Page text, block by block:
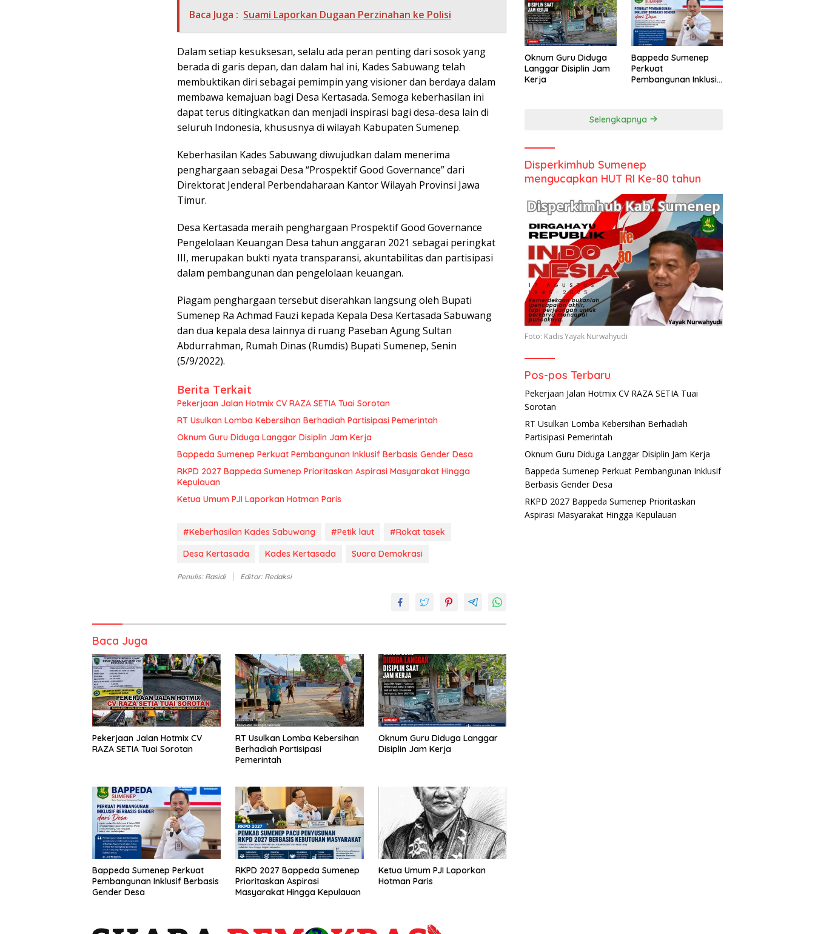
Baca Juga : Suami Laporkan Dugaan Perzinahan ke Polisi
Dalam setiap kesuksesan, selalu ada peran penting dari sosok yang
berada di garis depan, dan dalam hal ini, Kades Sabuwang telah
membuktikan diri sebagai pemimpin yang visioner dan berdaya dalam
membawa kemajuan bagi Desa Kertasada. Semoga keberhasilan ini
dapat terus ditingkatkan dan menjadi inspirasi bagi desa-desa lain di
seluruh Indonesia, khususnya di wilayah Kabupaten Sumenep.
Keberhasilan Kades Sabuwang diwujudkan dalam menerima
penghargaan sebagai Desa “Prospektif Good Governance” dari
Direktorat Jenderal Perbendaharaan Kantor Wilayah Provinsi Jawa
Timur.
Desa Kertasada meraih penghargaan Prospektif Good Governance
Pengelolaan Keuangan Desa tahun anggaran 2021 sebagai peringkat
III, merupakan bukti nyata transparansi, akuntabilitas dan partisipasi
dalam pembangunan dan pengelolaan keuangan.
Piagam penghargaan tersebut diserahkan langsung oleh Bupati
Sumenep Ra Achmad Fauzi kepada Kepala Desa Kertasada Sabuwang
dan dua kepala desa lainnya di ruang Paseban Agung Sultan
Abdurrahman, Rumah Dinas (Rumdis) Bupati Sumenep, Senin
(5/9/2022).
Berita Terkait
Pekerjaan Jalan Hotmix CV RAZA SETIA Tuai Sorotan
RT Usulkan Lomba Kebersihan Berhadiah Partisipasi Pemerintah
Oknum Guru Diduga Langgar Disiplin Jam Kerja
Bappeda Sumenep Perkuat Pembangunan Inklusif Berbasis Gender Desa
RKPD 2027 Bappeda Sumenep Prioritaskan Aspirasi Masyarakat Hingga
Kepulauan
Ketua Umum PJI Laporkan Hotman Paris
#Keberhasilan Kades Sabuwang #Petik laut
#Rokat tasek
Desa Kertasada
Kades Kertasada Suara Demokrasi
Penulis: Rasidi Editor: Redaksi
Baca Juga
Pekerjaan Jalan Hotmix CV
RAZA SETIA Tuai Sorotan
RT Usulkan Lomba Kebersihan
Berhadiah Partisipasi
Pemerintah
Oknum Guru Diduga Langgar
Disiplin Jam Kerja
Bappeda Sumenep Perkuat
Pembangunan Inklusif Berbasis
Gender Desa
RKPD 2027 Bappeda Sumenep
Prioritaskan Aspirasi
Masyarakat Hingga Kepulauan
Ketua Umum PJI Laporkan
Hotman Paris
Oknum Guru Diduga
Langgar Disiplin Jam
Kerja
Bappeda Sumenep
Perkuat
Pembangunan Inklusif
Selengkapnya
Disperkimhub Sumenep
mengucapkan HUT RI Ke-80 tahun
Foto: Kadis Yayak Nurwahyudi
Pos-pos Terbaru
Pekerjaan Jalan Hotmix CV RAZA SETIA Tuai
Sorotan
RT Usulkan Lomba Kebersihan Berhadiah
Partisipasi Pemerintah
Oknum Guru Diduga Langgar Disiplin Jam Kerja
Bappeda Sumenep Perkuat Pembangunan Inklusif
Berbasis Gender Desa
RKPD 2027 Bappeda Sumenep Prioritaskan
Aspirasi Masyarakat Hingga Kepulauan